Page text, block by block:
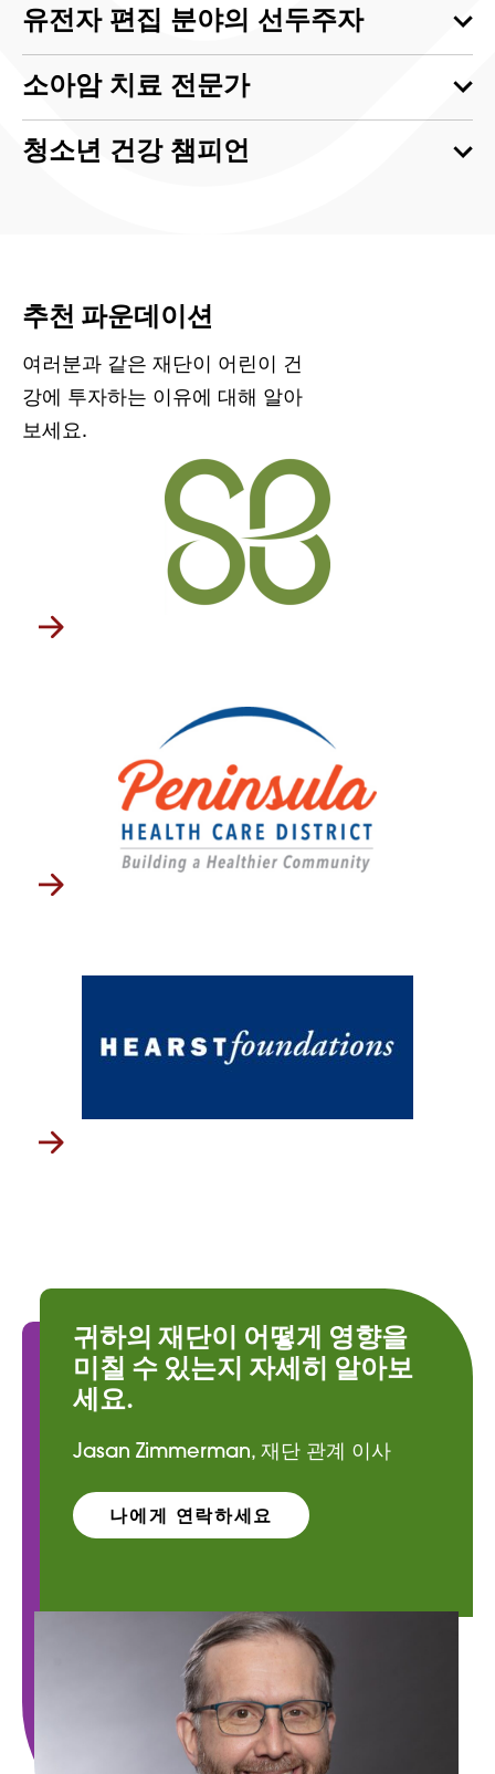
유전자 편집 분야의 선두주자
소아암 치료 전문가
청소년 건강 챔피언
추천 파운데이션
여러분과 같은 재단이 어린이 건
강에 투자하는 이유에 대해 알아
보세요.
귀하의 재단이 어떻게 영향을
미칠 수 있는지 자세히 알아보
세요.
Jasan Zimmerman, 재단 관계 이사
나에게 연락하세요